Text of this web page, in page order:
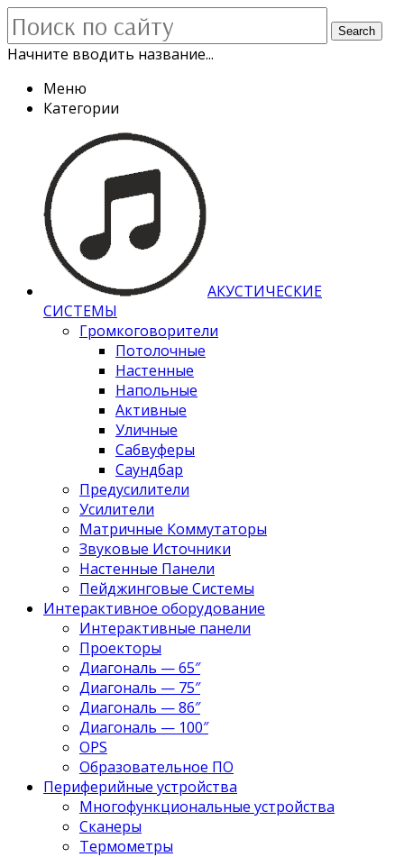
Search
Начните вводить название...
Меню
Категории
АКУСТИЧЕСКИЕ
СИСТЕМЫ
Громкоговорители
Потолочные
Настенные
Напольные
Активные
Уличные
Сабвуферы
Саундбар
Предусилители
Усилители
Матричные Коммутаторы
Звуковые Источники
Настенные Панели
Пейджинговые Системы
Интерактивное оборудование
Интерактивные панели
Проекторы
Диагональ — 65″
Диагональ — 75″
Диагональ — 86″
Диагональ — 100″
OPS
Образовательное ПО
Периферийные устройства
Многофункциональные устройства
Сканеры
Термометры